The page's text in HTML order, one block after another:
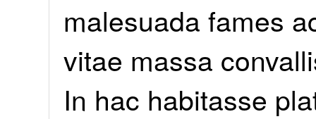
malesuada fames
vitae massa
In hac habitasse